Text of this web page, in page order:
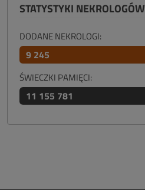
STATYSTYKI NEKROLOGÓW
DODANE NEKROLOGI:
9 245
ŚWIECZKI PAMIĘCI:
11 155 781